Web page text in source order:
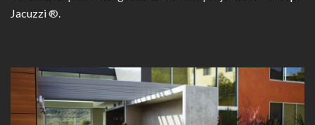
Jacuzzi®.